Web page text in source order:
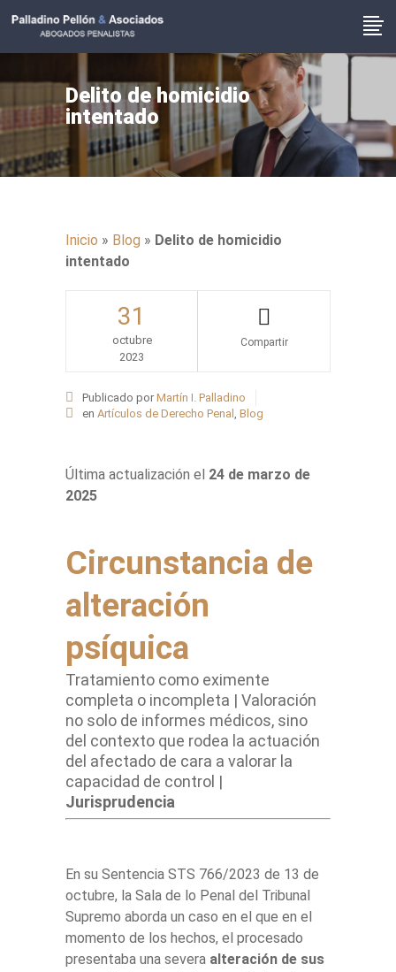
Delito de homicidio
intentado
Inicio » Blog » Delito de homicidio
intentado
31
octubre
2023
Publicado por Martín I. Palladino
en Artículos de Derecho Penal , Blog
Última actualización el 24 de marzo de
2025
Circunstancia de
alteración
psíquica
Tratamiento como eximente
completa o incompleta | Valoración
no solo de informes médicos, sino
del contexto que rodea la actuación
del afectado de cara a valorar la
capacidad de control |
Jurisprudencia
En su Sentencia STS 766/2023 de 13 de
octubre, la Sala de lo Penal del Tribunal
Supremo aborda un caso en el que en el
momento de los hechos, el procesado
presentaba una severa alteración de sus